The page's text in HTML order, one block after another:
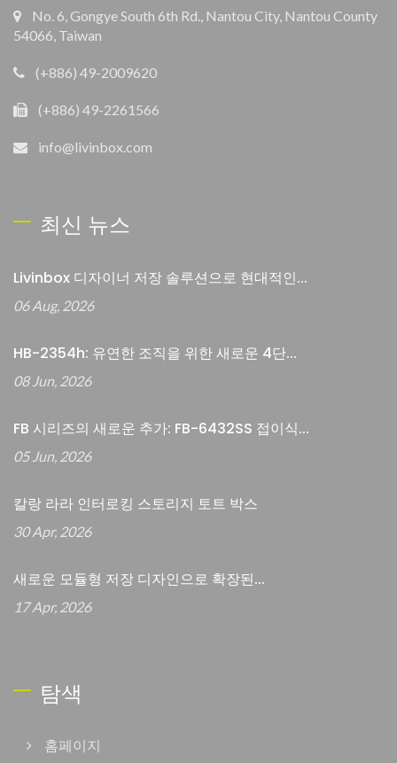
No. 6, Gongye South 6th Rd., Nantou City, Nantou County
54066, Taiwan
(+886) 49-2009620
(+886) 49-2261566
info@livinbox.com
최신 뉴스
Livinbox 디자이너 저장 솔루션으로 현대적인...
06 Aug, 2026
HB-2354h: 유연한 조직을 위한 새로운 4단...
08 Jun, 2026
FB 시리즈의 새로운 추가: FB-6432SS 접이식...
05 Jun, 2026
칼랑 라라 인터로킹 스토리지 토트 박스
30 Apr, 2026
새로운 모듈형 저장 디자인으로 확장된...
17 Apr, 2026
탐색
홈페이지